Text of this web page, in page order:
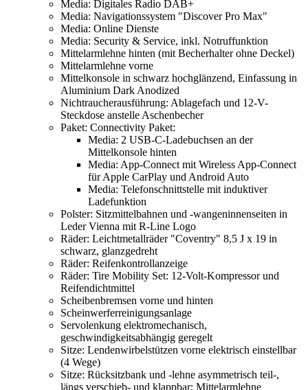
Media: Digitales Radio DAB+
Media: Navigationssystem "Discover Pro Max"
Media: Online Dienste
Media: Security & Service, inkl. Notruffunktion
Mittelarmlehne hinten (mit Becherhalter ohne Deckel)
Mittelarmlehne vorne
Mittelkonsole in schwarz hochglänzend, Einfassung in
Aluminium Dark Anodized
Nichtraucherausführung: Ablagefach und 12-V-
Steckdose anstelle Aschenbecher
Paket: Connectivity Paket:
Media: 2 USB-C-Ladebuchsen an der
Mittelkonsole hinten
Media: App-Connect mit Wireless App-Connect
für Apple CarPlay und Android Auto
Media: Telefonschnittstelle mit induktiver
Ladefunktion
Polster: Sitzmittelbahnen und -wangeninnenseiten in
Leder Vienna mit R-Line Logo
Räder: Leichtmetallräder "Coventry" 8,5 J x 19 in
schwarz, glanzgedreht
Räder: Reifenkontrollanzeige
Räder: Tire Mobility Set: 12-Volt-Kompressor und
Reifendichtmittel
Scheibenbremsen vorne und hinten
Scheinwerferreinigungsanlage
Servolenkung elektromechanisch,
geschwindigkeitsabhängig geregelt
Sitze: Lendenwirbelstützen vorne elektrisch einstellbar
(4 Wege)
Sitze: Rücksitzbank und -lehne asymmetrisch teil-,
längs verschieb- und klappbar; Mittelarmlehne